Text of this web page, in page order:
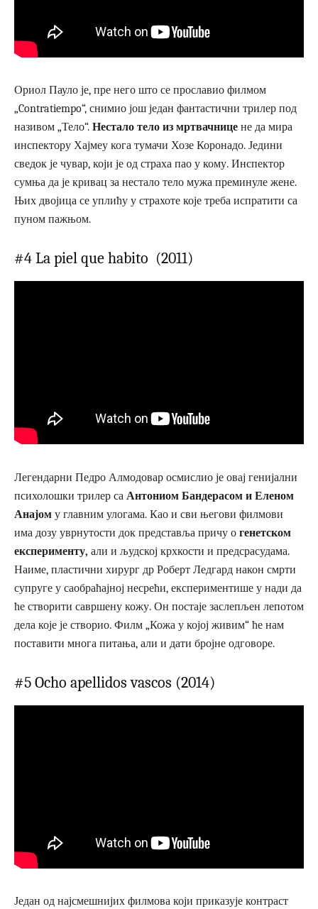
Ориол Пауло је, пре него што се прославио филмом
„Contratiempo“, снимио још један фантастични трилер под
називом „Тело“. Нестало тело из мртвачнице не да мира
инспектору Хајмеу кога тумачи Хозе Коронадо. Једини
сведок је чувар, који је од страха пао у кому. Инспектор
сумња да је кривац за нестало тело мужа преминуле жене.
Њих двојица се уплићу у страхоте које треба испратити са
пуном пажњом.
#4 La piel que habito (2011)
Легендарни Педро Алмодовар осмислио је овај генијални
психолошки трилер са Антониом Бандерасом и Еленом
Анајом у главним улогама. Као и сви његови филмови
има дозу уврнутости док представља причу о генетском
експерименту, али и људској крхкости и предсрасудама.
Наиме, пластични хирург др Роберт Ледгард након смрти
супруге у саобраћајној несрећи, експериментише у нади да
ће створити савршену кожу. Он постаје заслепљен лепотом
дела које је створио. Филм „Кожа у којој живим“ ће нам
поставити многа питања, али и дати бројне одговоре.
#5 Ocho apellidos vascos (2014)
Један од најсмешнијих филмова који приказује контраст